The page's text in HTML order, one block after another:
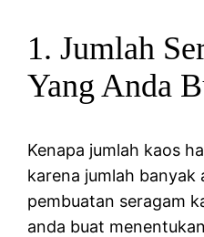
1. Jumlah
Yang Anda
Kenapa jumlah kaos
karena jumlah banyak
pembuatan seragam
anda buat